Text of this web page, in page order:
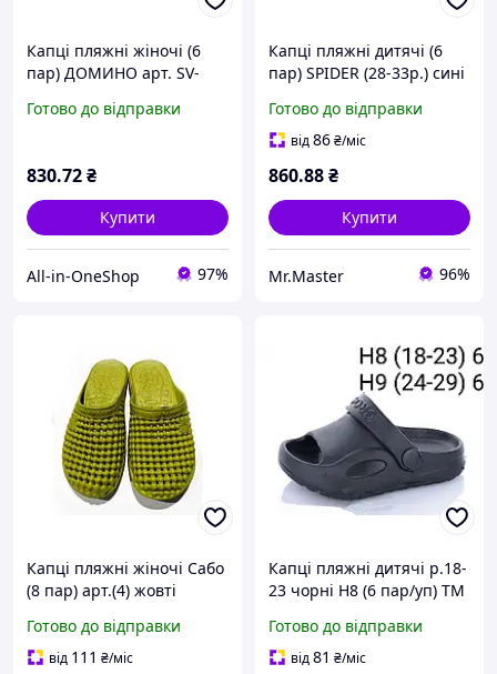
Капці пляжні жіночі (6
пар) ДОМИНО арт. SV-
CROSS
Готово до відправки
830.72₴
Купити
All-in-OneShop 97%
Капці пляжні дитячі (6
пар) SPIDER (28-33р.) сині
Готово до відправки
від86₴/міс
860.88₴
Купити
Mr.Master 96%
Капці пляжні жіночі Сабо
(8 пар) арт.(4) жовті
Готово до відправки
від 111 ₴/міс
Капці пляжні дитячі р.18-
23 чорні H8 (6 пар/уп) ТМ
Готово до відправки
від81 ₴/міс